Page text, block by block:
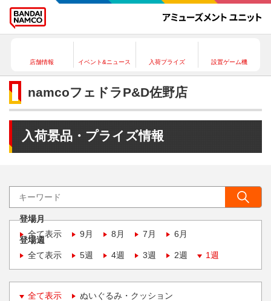
店舗情報 イベント&ニュース 入荷プライズ 設置ゲーム機
namcoフェドラP&D佐野店
入荷景品・プライズ情報
登場月
全て表示
9月 8月 7月 6月
登場週
全て表示
5週 4週 3週 2週 1週
全て表示 ぬいぐるみ・クッション